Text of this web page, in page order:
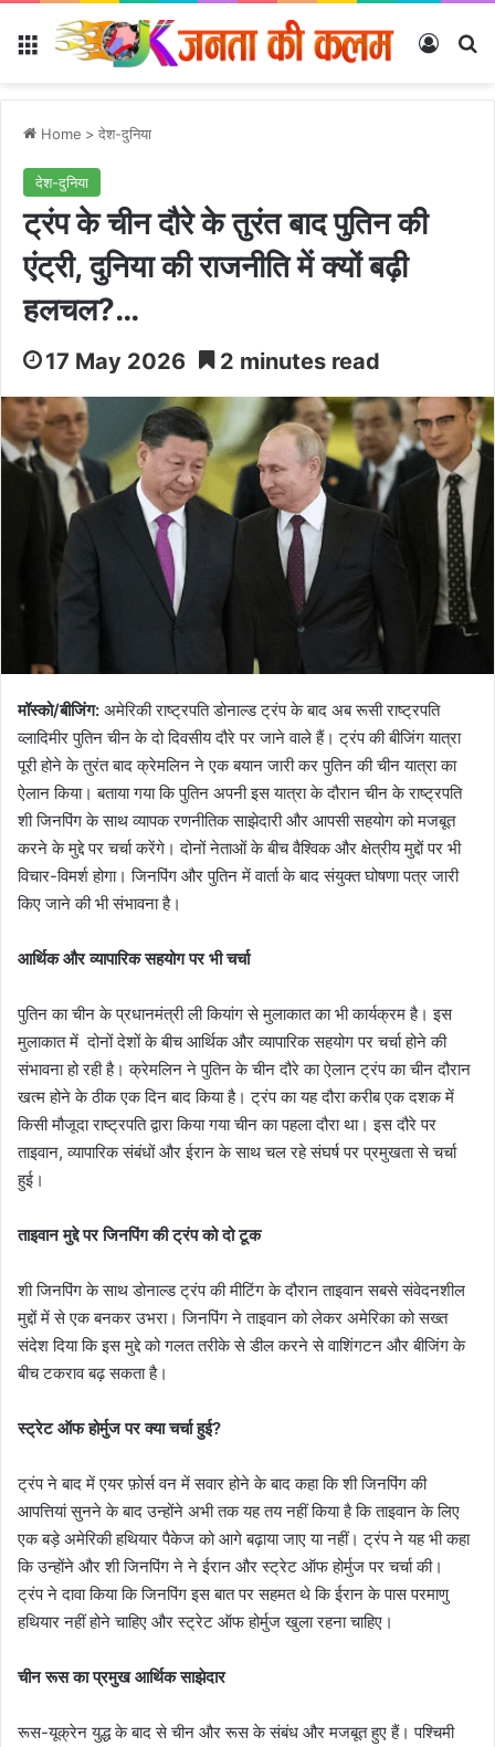
Menu Log In
Home > देश-दुनिया
देश-दुनिया
ट्रंप के चीन दौरे के तुरंत बाद पुतिन की
एंट्री, दुनिया की राजनीति में क्यों बढ़ी
हलचल?…
17 May 2026 2 minutes read
मॉस्को/बीजिंग: अमेरिकी राष्ट्रपति डोनाल्ड ट्रंप के बाद अब रूसी राष्ट्रपति
व्लादिमीर पुतिन चीन के दो दिवसीय दौरे पर जाने वाले हैं। ट्रंप की बीजिंग यात्रा
पूरी होने के तुरंत बाद क्रेमलिन ने एक बयान जारी कर पुतिन की चीन यात्रा का
ऐलान किया। बताया गया कि पुतिन अपनी इस यात्रा के दौरान चीन के राष्ट्रपति
शी जिनपिंग के साथ व्यापक रणनीतिक साझेदारी और आपसी सहयोग को मजबूत
करने के मुद्दे पर चर्चा करेंगे। दोनों नेताओं के बीच वैश्विक और क्षेत्रीय मुद्दों पर भी
विचार-विमर्श होगा। जिनपिंग और पुतिन में वार्ता के बाद संयुक्त घोषणा पत्र जारी
किए जाने की भी संभावना है।
आर्थिक और व्यापारिक सहयोग पर भी चर्चा
पुतिन का चीन के प्रधानमंत्री ली कियांग से मुलाकात का भी कार्यक्रम है। इस
मुलाकात में दोनों देशों के बीच आर्थिक और व्यापारिक सहयोग पर चर्चा होने की
संभावना हो रही है। क्रेमलिन ने पुतिन के चीन दौरे का ऐलान ट्रंप का चीन दौरान
खत्म होने के ठीक एक दिन बाद किया है। ट्रंप का यह दौरा करीब एक दशक में
किसी मौजूदा राष्ट्रपति द्वारा किया गया चीन का पहला दौरा था। इस दौरे पर
ताइवान, व्यापारिक संबंधों और ईरान के साथ चल रहे संघर्ष पर प्रमुखता से चर्चा
हुई।
ताइवान मुद्दे पर जिनपिंग की ट्रंप को दो टूक
शी जिनपिंग के साथ डोनाल्ड ट्रंप की मीटिंग के दौरान ताइवान सबसे संवेदनशील
मुद्दों में से एक बनकर उभरा। जिनपिंग ने ताइवान को लेकर अमेरिका को सख्त
संदेश दिया कि इस मुद्दे को गलत तरीके से डील करने से वाशिंगटन और बीजिंग के
बीच टकराव बढ़ सकता है।
स्ट्रेट ऑफ होर्मुज पर क्या चर्चा हुई?
ट्रंप ने बाद में एयर फ़ोर्स वन में सवार होने के बाद कहा कि शी जिनपिंग की
आपत्तियां सुनने के बाद उन्होंने अभी तक यह तय नहीं किया है कि ताइवान के लिए
एक बड़े अमेरिकी हथियार पैकेज को आगे बढ़ाया जाए या नहीं। ट्रंप ने यह भी कहा
कि उन्होंने और शी जिनपिंग ने ने ईरान और स्ट्रेट ऑफ होर्मुज पर चर्चा की।
ट्रंप ने दावा किया कि जिनपिंग इस बात पर सहमत थे कि ईरान के पास परमाणु
हथियार नहीं होने चाहिए और स्ट्रेट ऑफ होर्मुज खुला रहना चाहिए।
चीन रूस का प्रमुख आर्थिक साझेदार
रूस-यूक्रेन युद्ध के बाद से चीन और रूस के संबंध और मजबूत हुए हैं। पश्चिमी